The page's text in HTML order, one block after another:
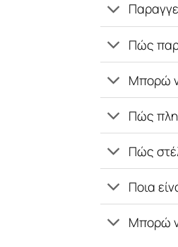
Πώς
Μπορώ
Πώς
Πώς
Ποια
Μπορώ